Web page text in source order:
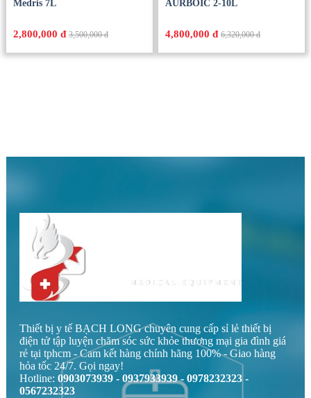
Medris 7L
2,800,000 đ 3,500,000 đ
AURBOIC 2-10L
4,800,000 đ 6,320,000 đ
Thiết bị y tế BẠCH LONG chuyên cung cấp sỉ lẻ thiết bị
điện tử tập luyện chăm sóc sức khỏe thương mại gia đình giá
rẻ tại tphcm - Cam kết hàng chính hãng 100% - Giao hàng
hỏa tốc 24/7. Gọi ngay!
Hotline: 0903073939 - 0937933939 - 0978232323 -
0567232323